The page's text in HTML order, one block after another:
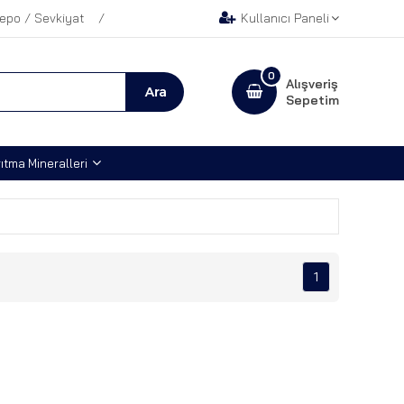
/ Sevkiyat Kullanıcı Paneli
Alışveriş
Sepetim
0
Mineralleri
1